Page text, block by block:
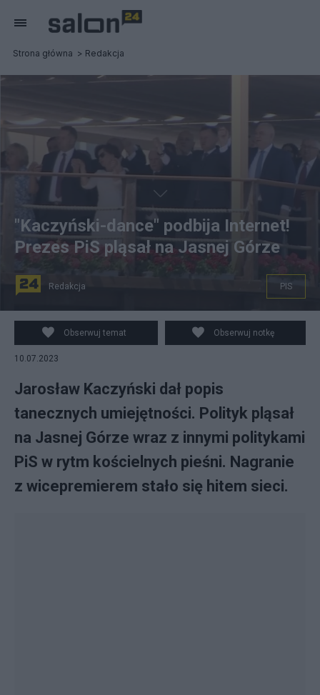
Strona główna Redakcja
źródło: TVN24
"Kaczyński-dance" podbija Internet!
Prezes PiS pląsał na Jasnej Górze
Redakcja PIS
Obserwuj temat Obserwuj notkę
10.07.2023
Jarosław Kaczyński dał popis
tanecznych umiejętności. Polityk pląsał
na Jasnej Górze wraz z innymi politykami
PiS w rytm kościelnych pieśni. Nagranie
z wicepremierem stało się hitem sieci.